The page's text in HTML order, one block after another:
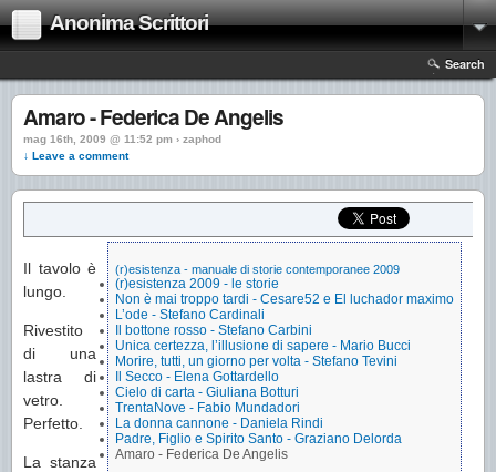
Anonima Scrittori
Search
Amaro - Federica De Angelis
mag 16th, 2009 @ 11:52 pm › zaphod
↓ Leave a comment
(r)esistenza - manuale di storie contemporanee 2009
(r)esistenza 2009 - le storie
Non è mai troppo tardi - Cesare52 e El luchador maximo
L’ode - Stefano Cardinali
Il bottone rosso - Stefano Carbini
Unica certezza, l’illusione di sapere - Mario Bucci
Morire, tutti, un giorno per volta - Stefano Tevini
Il Secco - Elena Gottardello
Cielo di carta - Giuliana Botturi
TrentaNove - Fabio Mundadori
La donna cannone - Daniela Rindi
Padre, Figlio e Spirito Santo - Graziano Delorda
Amaro - Federica De Angelis
Il tavolo è
lungo.
Rivestito
di una
lastra di
vetro.
Perfetto.
La stanza